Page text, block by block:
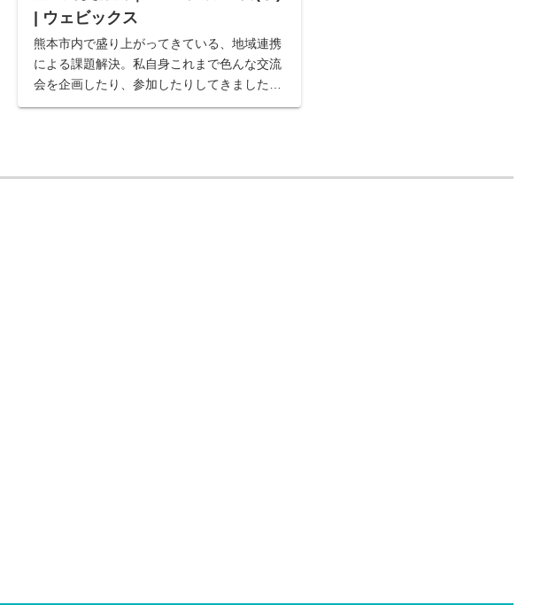
| ウェビックス
熊本市内で盛り上がってきている、地域連携
による課題解決。私自身これまで色んな交流
会を企画したり、参加したりしてきました。
そこで感じることは、１つ。つながりの大切